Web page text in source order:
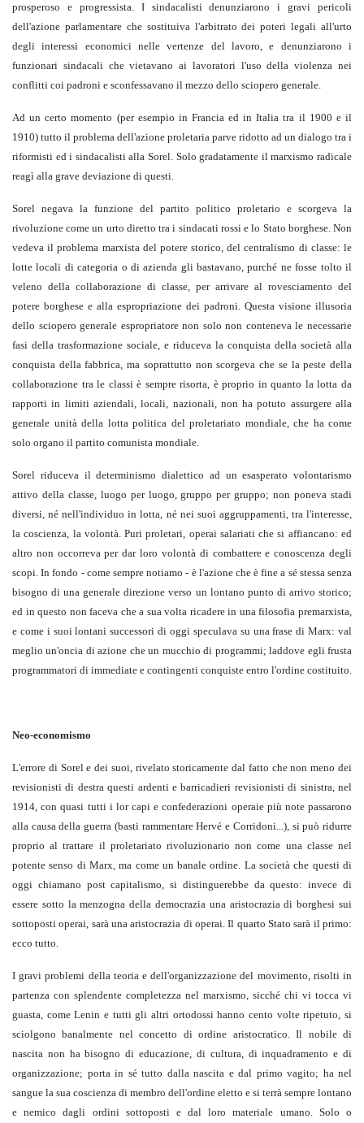
prosperoso e progressista. I sindacalisti denunziarono i gravi pericoli
dell'azione parlamentare che sostituiva l'arbitrato dei poteri legali all'urto
degli interessi economici nelle vertenze del lavoro, e denunziarono i
funzionari sindacali che vietavano ai lavoratori l'uso della violenza nei
conflitti coi padroni e sconfessavano il mezzo dello sciopero generale.
Ad un certo momento (per esempio in Francia ed in Italia tra il 1900 e il
1910) tutto il problema dell'azione proletaria parve ridotto ad un dialogo tra i
riformisti ed i sindacalisti alla Sorel. Solo gradatamente il marxismo radicale
reagì alla grave deviazione di questi.
Sorel negava la funzione del partito politico proletario e scorgeva la
rivoluzione come un urto diretto tra i sindacati rossi e lo Stato borghese. Non
vedeva il problema marxista del potere storico, del centralismo di classe: le
lotte locali di categoria o di azienda gli bastavano, purché ne fosse tolto il
veleno della collaborazione di classe, per arrivare al rovesciamento del
potere borghese e alla espropriazione dei padroni. Questa visione illusoria
dello sciopero generale espropriatore non solo non conteneva le necessarie
fasi della trasformazione sociale, e riduceva la conquista della società alla
conquista della fabbrica, ma soprattutto non scorgeva che se la peste della
collaborazione tra le classi è sempre risorta, è proprio in quanto la lotta da
rapporti in limiti aziendali, locali, nazionali, non ha potuto assurgere alla
generale unità della lotta politica del proletariato mondiale, che ha come
solo organo il partito comunista mondiale.
Sorel riduceva il determinismo dialettico ad un esasperato volontarismo
attivo della classe, luogo per luogo, gruppo per gruppo; non poneva stadi
diversi, né nell'individuo in lotta, né nei suoi aggruppamenti, tra l'interesse,
la coscienza, la volontà. Puri proletari, operai salariati che si affiancano: ed
altro non occorreva per dar loro volontà di combattere e conoscenza degli
scopi. In fondo - come sempre notiamo - è l'azione che è fine a sé stessa senza
bisogno di una generale direzione verso un lontano punto di arrivo storico;
ed in questo non faceva che a sua volta ricadere in una filosofia premarxista,
e come i suoi lontani successori di oggi speculava su una frase di Marx: val
meglio un'oncia di azione che un mucchio di programmi; laddove egli frusta
programmatori di immediate e contingenti conquiste entro l'ordine costituito.
Neo-economismo
L'errore di Sorel e dei suoi, rivelato storicamente dal fatto che non meno dei
revisionisti di destra questi ardenti e barricadieri revisionisti di sinistra, nel
1914, con quasi tutti i lor capi e confederazioni operaie più note passarono
alla causa della guerra (basti rammentare Hervé e Corridoni...), si può ridurre
proprio al trattare il proletariato rivoluzionario non come una classe nel
potente senso di Marx, ma come un banale ordine. La società che questi di
oggi chiamano post capitalismo, si distinguerebbe da questo: invece di
essere sotto la menzogna della democrazia una aristocrazia di borghesi sui
sottoposti operai, sarà una aristocrazia di operai. Il quarto Stato sarà il primo:
ecco tutto.
I gravi problemi della teoria e dell'organizzazione del movimento, risolti in
partenza con splendente completezza nel marxismo, sicché chi vi tocca vi
guasta, come Lenin e tutti gli altri ortodossi hanno cento volte ripetuto, si
sciolgono banalmente nel concetto di ordine aristocratico. Il nobile di
nascita non ha bisogno di educazione, di cultura, di inquadramento e di
organizzazione; porta in sé tutto dalla nascita e dal primo vagito; ha nel
sangue la sua coscienza di membro dell'ordine eletto e si terrà sempre lontano
e nemico dagli ordini sottoposti e dal loro materiale umano. Solo o